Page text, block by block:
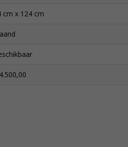
cm x 124 cm